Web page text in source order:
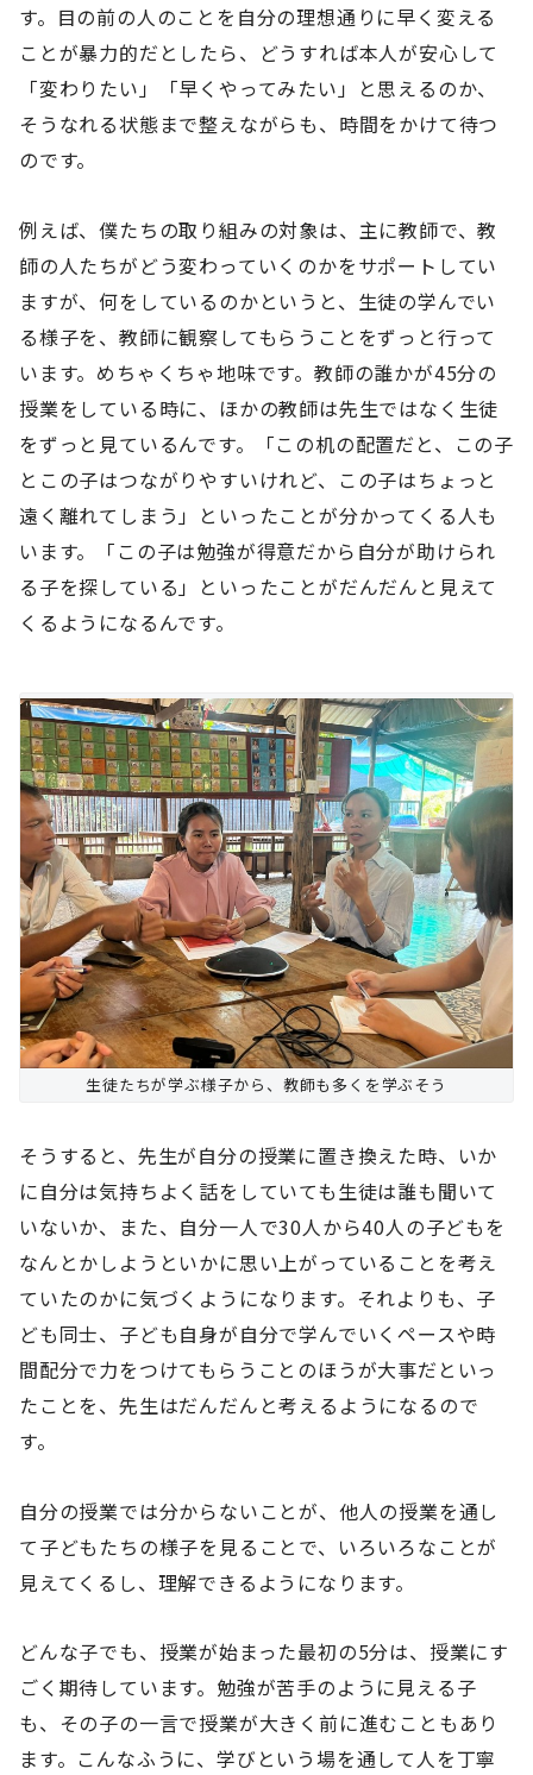
す。目の前の人のことを自分の理想通りに早く変える
ことが暴力的だとしたら、どうすれば本人が安心して
「変わりたい」「早くやってみたい」と思えるのか、
そうなれる状態まで整えながらも、時間をかけて待つ
のです。
例えば、僕たちの取り組みの対象は、主に教師で、教
師の人たちがどう変わっていくのかをサポートしてい
ますが、何をしているのかというと、生徒の学んでい
る様子を、教師に観察してもらうことをずっと行って
います。めちゃくちゃ地味です。教師の誰かが45分の
授業をしている時に、ほかの教師は先生ではなく生徒
をずっと見ているんです。「この机の配置だと、この子
とこの子はつながりやすいけれど、この子はちょっと
遠く離れてしまう」といったことが分かってくる人も
います。「この子は勉強が得意だから自分が助けられ
る子を探している」といったことがだんだんと見えて
くるようになるんです。
生徒たちが学ぶ様子から、教師も多くを学ぶそう
そうすると、先生が自分の授業に置き換えた時、いか
に自分は気持ちよく話をしていても生徒は誰も聞いて
いないか、また、自分一人で30人から40人の子どもを
なんとかしようといかに思い上がっていることを考え
ていたのかに気づくようになります。それよりも、子
ども同士、子ども自身が自分で学んでいくペースや時
間配分で力をつけてもらうことのほうが大事だといっ
たことを、先生はだんだんと考えるようになるので
す。
自分の授業では分からないことが、他人の授業を通し
て子どもたちの様子を見ることで、いろいろなことが
見えてくるし、理解できるようになります。
どんな子でも、授業が始まった最初の5分は、授業にす
ごく期待しています。勉強が苦手のように見える子
も、その子の一言で授業が大きく前に進むこともあり
ます。こんなふうに、学びという場を通して人を丁寧